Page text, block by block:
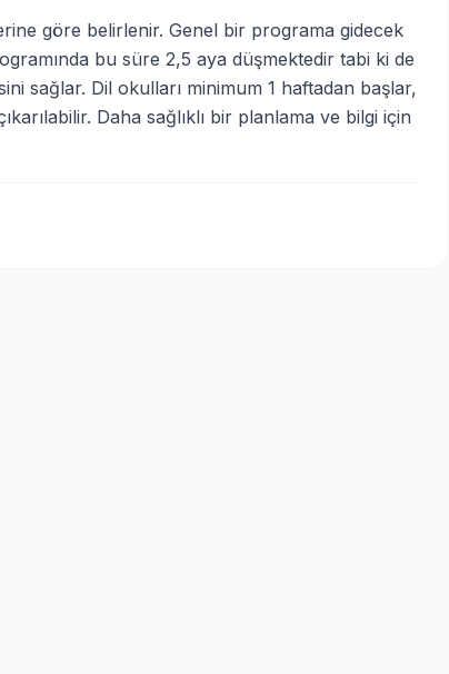
göre belirlenir. Genel bir programa gidecek
bu süre 2,5 aya düşmektedir tabi ki de
sağlar. Dil okulları minimum 1 haftadan başlar,
Daha sağlıklı bir planlama ve bilgi için